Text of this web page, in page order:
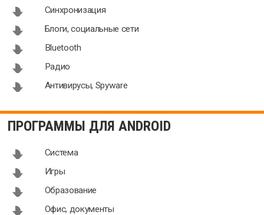
Синхронизация
Блоги, социальные сети
Bluetooth
Радио
Антивирусы, Spyware
ПРОГРАММЫ ДЛЯ ANDROID
Система
Игры
Образование
Офис, документы